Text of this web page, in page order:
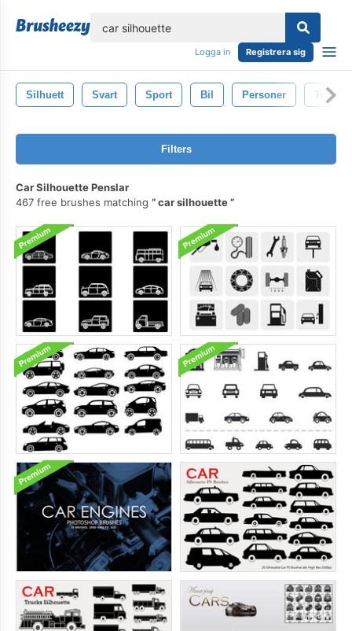
Logga in Registrera sig
Silhuett Svart Sport Bil Personer
Filters
Car Silhouette Penslar
467 free brushes matching
car silhouette